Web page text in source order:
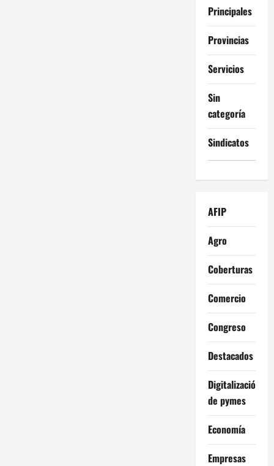
Principales
Provincias
Servicios
Sin
categoría
Sindicatos
AFIP
Agro
Coberturas
Comercio
Congreso
Destacados
Digitalización
de pymes
Economía
Empresas